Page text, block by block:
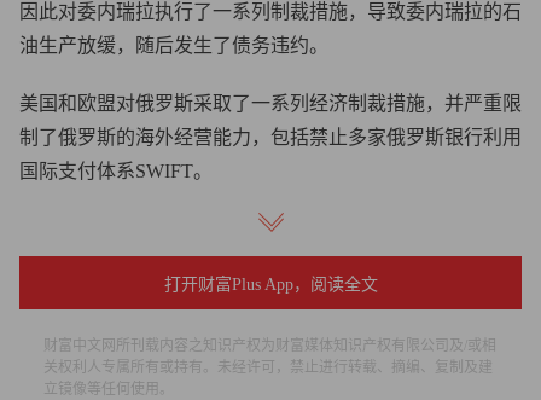
因此对委内瑞拉执行了一系列制裁措施，导致委内瑞拉的石
油生产放缓，随后发生了债务违约。
美国和欧盟对俄罗斯采取了一系列经济制裁措施，并严重限
制了俄罗斯的海外经营能力，包括禁止多家俄罗斯银行利用
国际支付体系SWIFT。
但对俄罗斯经济影响最大的是3月8日有媒体报道，美国将禁
止进口俄罗斯石油，欧盟也在酝酿类似的限制措施，这与当
初欧美对委内瑞拉的制裁如出一辙。
俄罗斯是欧盟原油和天然气的主要供应商，欧盟一直在努力
填补失去俄罗斯能源之后出现的缺口。3月8日，欧盟公布了
打开财富Plus App，阅读全文
财富中文网所刊载内容之知识产权为财富媒体知识产权有限公司及/或相
关权利人专属所有或持有。未经许可，禁止进行转载、摘编、复制及建
立镜像等任何使用。